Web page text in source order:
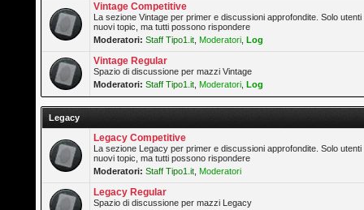
Vintage Competitive
La sezione Vintage per primer e discussioni approfondite. Solo
nuovi topic, ma tutti possono rispondere
Moderatori: Staff Tipo1.it Moderatori ,Log
Vintage Regular
Spazio di discussione per mazzi Vintage
Moderatori: Staff Tipo1.it Moderatori ,Log
Legacy
Legacy Competitive
La sezione Legacy per primer e discussioni approfondite. Solo
nuovi topic, ma tutti possono rispondere
Moderatori: Staff Tipo1.it Moderatori
Legacy Regular
Spazio di discussione per mazzi Legacy